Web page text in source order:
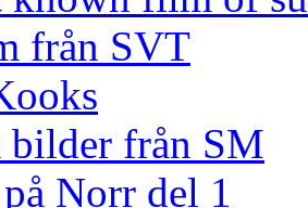
från SVT
bilder från SM
Norr del 1